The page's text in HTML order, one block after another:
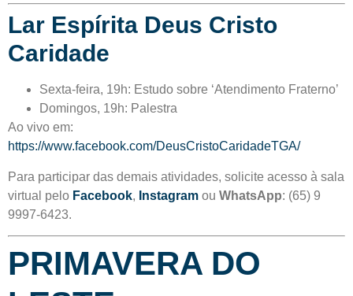
Lar Espírita Deus Cristo
Caridade
Sexta-feira, 19h: Estudo sobre ‘Atendimento Fraterno’
Domingos, 19h: Palestra
Ao vivo em:
https://www.facebook.com/DeusCristoCaridadeTGA/
Para participar das demais atividades, solicite acesso à sala
virtual pelo Facebook, Instagram ou WhatsApp: (65) 9
9997-6423.
PRIMAVERA DO